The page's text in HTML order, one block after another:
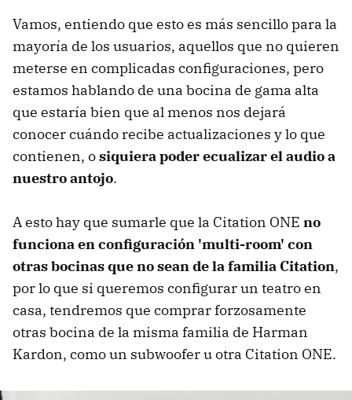
Vamos, entiendo que esto es más sencillo para la
mayoría de los usuarios, aquellos que no quieren
meterse en complicadas configuraciones, pero
estamos hablando de una bocina de gama alta
que estaría bien que al menos nos dejará
conocer cuándo recibe actualizaciones y lo que
contienen, osiquiera poder ecualizar el audio a
nuestro antojo.
A esto hay que sumarle que la Citation ONE no
funciona en configuración 'multi-room' con
otras bocinas que no sean de la familia Citation,
por lo que si queremos configurar un teatro en
casa, tendremos que comprar forzosamente
otras bocina de la misma familia de Harman
Kardon, como un subwoofer u otra Citation ONE.